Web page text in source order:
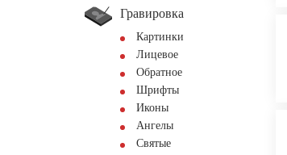
Гравировка
Картинки
Лицевое
Обратное
Шрифты
Иконы
Ангелы
Святые